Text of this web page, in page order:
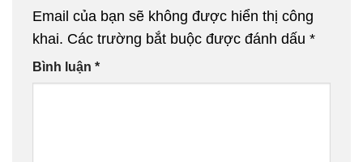
Email của bạn sẽ không được hiển thị công
khai. Các trường bắt buộc được đánh dấu *
Bình luận *